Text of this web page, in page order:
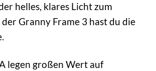
helles, klares Licht zum
Granny Frame 3 hast du die
legen großen Wert auf